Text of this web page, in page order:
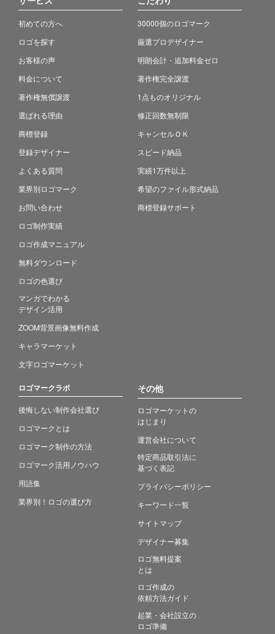
初めての方へ
ロゴを探す
お客様の声
料金について
著作権無償譲渡
選ばれる理由
商標登録
登録デザイナー
よくある質問
業界別ロゴマーク
お問い合わせ
ロゴ制作実績
ロゴ作成マニュアル
無料ダウンロード
ロゴの色選び
マンガでわかる
デザイン活用
ZOOM背景画像無料作成
キャラマーケット
文字ロゴマーケット
30000個のロゴマーク
厳選プロデザイナー
明朗会計・追加料金ゼロ
著作権完全譲渡
1点ものオリジナル
修正回数無制限
キャンセルＯＫ
スピード納品
実績1万件以上
希望のファイル形式納品
商標登録サポート
ロゴマークラボ
後悔しない制作会社選び
ロゴマークとは
ロゴマーク制作の方法
ロゴマーク活用ノウハウ
用語集
業界別！ロゴの選び方
その他
ロゴマーケットの
はじまり
運営会社について
特定商品取引法に
基づく表記
プライバシーポリシー
キーワード一覧
サイトマップ
デザイナー募集
ロゴ無料提案
とは
ロゴ作成の
依頼方法ガイド
起業・会社設立の
ロゴ準備